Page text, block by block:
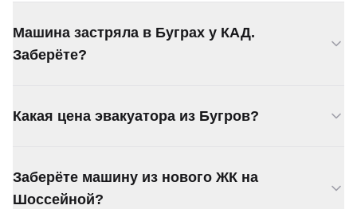
Машина застряла в Буграх у КАД.
Заберёте?
с КАД на севере города.
Какая цена эвакуатора из Бугров?
обычно минимальная.
Заберёте машину из нового ЖК на
Шоссейной?